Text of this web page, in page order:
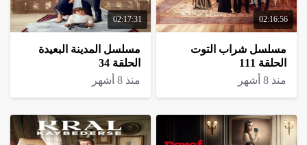
02:16:56
مسلسل شراب التوت
الحلقة 111
منذ 8 أشهر
02:17:31
مسلسل المدينة البعيدة
الحلقة 34
منذ 8 أشهر